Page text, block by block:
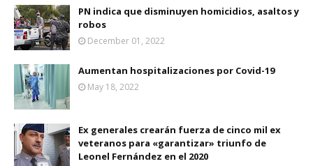
PN indica que disminuyen homicidios, asaltos y
robos
December 01, 2022
Aumentan hospitalizaciones por Covid-19
May 18, 2022
Ex generales crearán fuerza de cinco mil ex
veteranos para «garantizar» triunfo de
Leonel Fernández en el 2020